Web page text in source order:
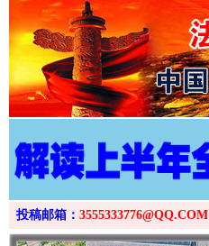
投稿邮箱： 3555333776@QQ.COM